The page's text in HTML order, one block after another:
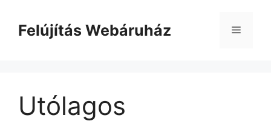
tartalomba
Felújítás Webáruház Menü
Utólagos